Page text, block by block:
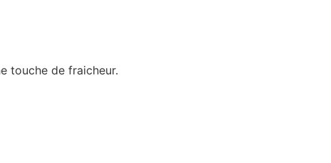
touche de fraicheur.